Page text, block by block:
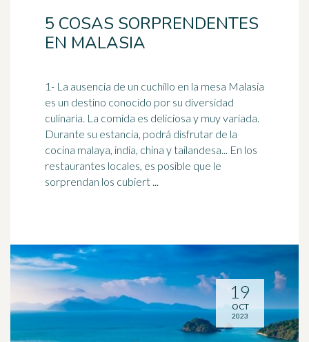
5 COSAS SORPRENDENTES
EN MALASIA
1- La ausencia de un cuchillo en la mesa Malasia
es un destino conocido por su diversidad
culinaria. La comida es deliciosa y muy variada.
Durante su estancia, podrá disfrutar de la
cocina malaya, india, china y tailandesa... En los
restaurantes locales, es posible que le
sorprendan los cubiert ...
19
OCT
2023